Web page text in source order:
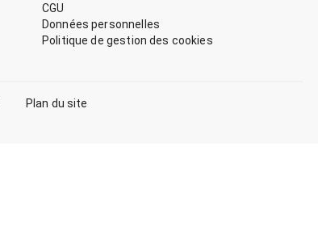
CGU
Données personnelles
Politique de gestion des cookies
Plan du site